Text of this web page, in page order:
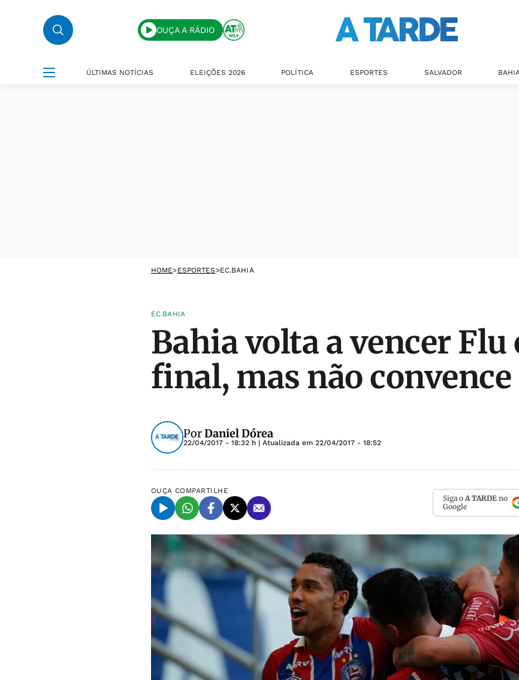
OUÇA A RÁDIO
ÚLTIMAS NOTÍCIAS ELEIÇÕES 2026 POLÍTICA ESPORTES SALVADOR
HOME>ESPORTES>EC.BAHIA
EC.BAHIA
Bahia volta a vencer Flu
final, mas não convence
PorDaniel Dórea
22/04/2017 - 18:32 h | Atualizada em 22/04/2017 - 18:52
OUÇA COMPARTILHE
Siga o A TARDE no
Google